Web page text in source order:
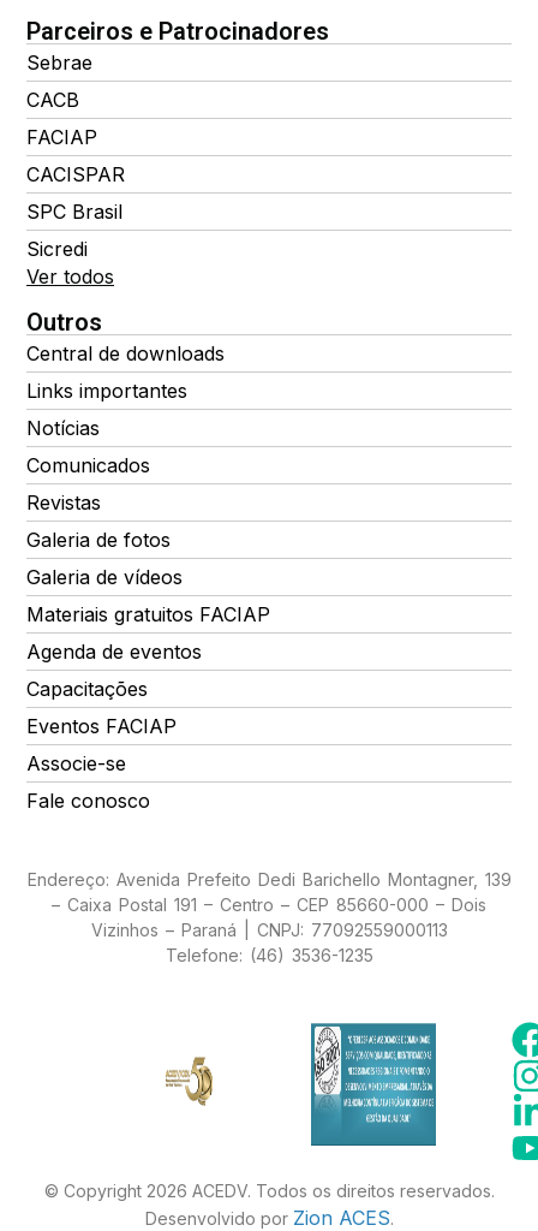
Parceiros e Patrocinadores
Sebrae
CACB
FACIAP
CACISPAR
SPC Brasil
Sicredi
Ver todos
Outros
Central de downloads
Links importantes
Notícias
Comunicados
Revistas
Galeria de fotos
Galeria de vídeos
Materiais gratuitos FACIAP
Agenda de eventos
Capacitações
Eventos FACIAP
Associe-se
Fale conosco
Endereço: Avenida Prefeito Dedi Barichello Montagner, 139
– Caixa Postal 191 – Centro – CEP 85660-000 – Dois
Vizinhos – Paraná | CNPJ: 77092559000113
Telefone: (46) 3536-1235
© Copyright 2026 ACEDV. Todos os direitos reservados.
Desenvolvido por Zion ACES.